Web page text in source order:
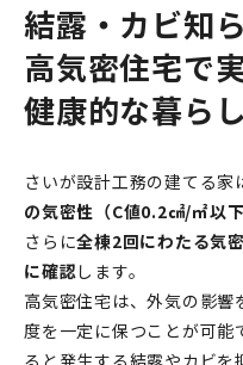
結露・カビ知
高気密住宅で
健康的な暮らし
さいが設計工務の建てる
の気密性（C値0.2㎠/㎡以下
さらに全棟2回にわたる気
に確認します。
高気密住宅は、外気の影
度を一定に保つことが可能
ると発生する結露やカビ